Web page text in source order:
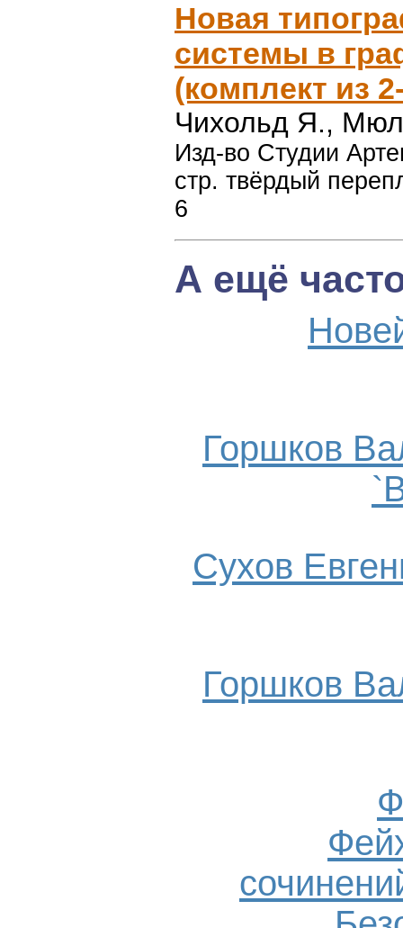
Новая
системы в
(комплект из
Чихольд Я.,
Изд-во Студии
стр. твёрдый
6
А ещё
Горшков
Сухов
Горшков